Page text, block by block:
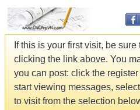
If this is your first visit, be
clicking the link above. You
you can post: click the
start viewing messages,
to visit from the selection